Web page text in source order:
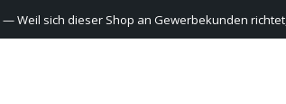
— Weil sich dieser Shop an Gewerbekunden